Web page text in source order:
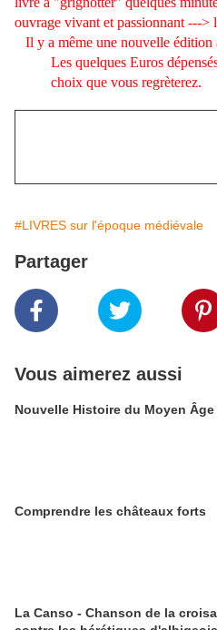
ouvrage vivant et passionnant --->
Il y a même une nouvelle édition
Les quelques Euros
choix que vous regrèterez.
#LIVRES sur l'époque médiévale
Partager
Vous aimerez aussi
Nouvelle Histoire du Moyen Âge
Comprendre les châteaux forts
La Canso - Chanson de la